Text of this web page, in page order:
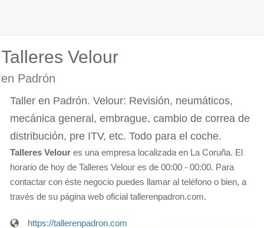
Talleres Velour
en Padrón
Taller en Padrón. Velour: Revisión, neumáticos,
mecánica general, embrague, cambio de correa de
distribución, pre ITV, etc. Todo para el coche.
Talleres Velour es una empresa localizada en La Coruña. El
horario de hoy de Talleres Velour es de 00:00 - 00:00. Para
contactar con éste negocio puedes llamar al teléfono o bien, a
través de su página web oficial tallerenpadron.com.
https://tallerenpadron.com